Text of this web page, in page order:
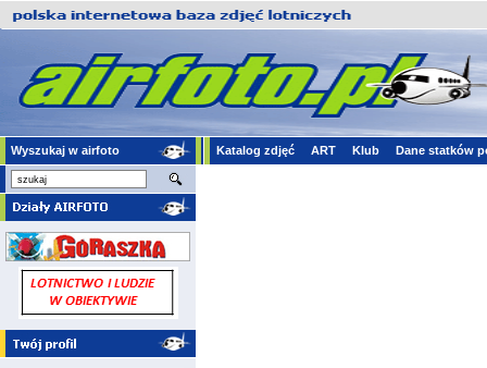
Wyszukaj w airfoto Katalog zdjęć ART Klub Dane statków